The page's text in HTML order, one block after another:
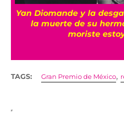
Yan Diomande y la
la muerte de su
moriste
TAGS: Gran Premio de México,